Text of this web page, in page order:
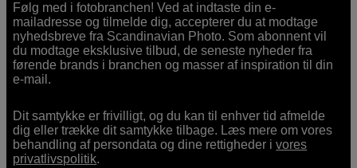
Følg med i fotobranchen! Ved at indtaste din e-
mailadresse og tilmelde dig, accepterer du at modtage
nyhedsbreve fra Scandinavian Photo. Som abonnent vil
du modtage eksklusive tilbud, de seneste nyheder fra
førende brands i branchen og masser af inspiration til din
e-mail.
Dit samtykke er frivilligt, og du kan til enhver tid afmelde
dig eller trække dit samtykke tilbage. Læs mere om vores
behandling af persondata og dine rettigheder ivores
privatlivspolitik.